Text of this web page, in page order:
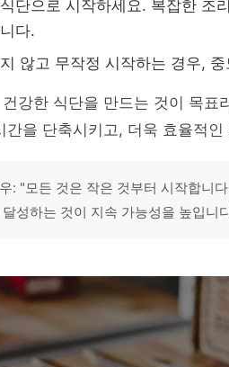
단으로 시작하세요. 복잡한 조
다.
않고 무작정 시작하는 경우,
강한 식단을 만드는 것이 목표
간을 단축시키고, 더욱 효율적인
: "모든 것은 작은 것부터 시작합니
성하는 것이 지속 가능성을 높입니